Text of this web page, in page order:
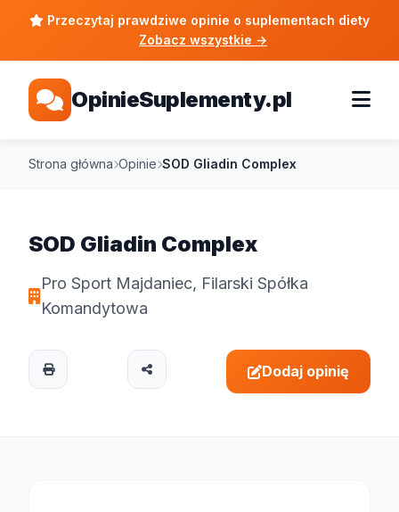
Przeczytaj prawdziwe opinie o suplementach diety
Zobacz wszystkie →
OpinieSuplementy.pl
Strona główna Opinie SOD Gliadin Complex
SOD Gliadin Complex
Pro Sport Majdaniec, Filarski Spółka
Komandytowa
Dodaj opinię